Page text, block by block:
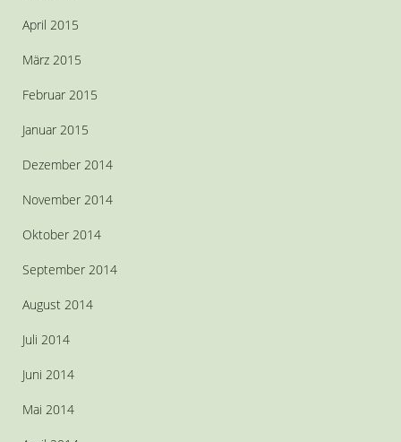
April 2015
März 2015
Februar 2015
Januar 2015
Dezember 2014
November 2014
Oktober 2014
September 2014
August 2014
Juli 2014
Juni 2014
Mai 2014